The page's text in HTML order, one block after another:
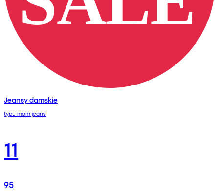
Jeansy damskie
typu mom jeans
11
95